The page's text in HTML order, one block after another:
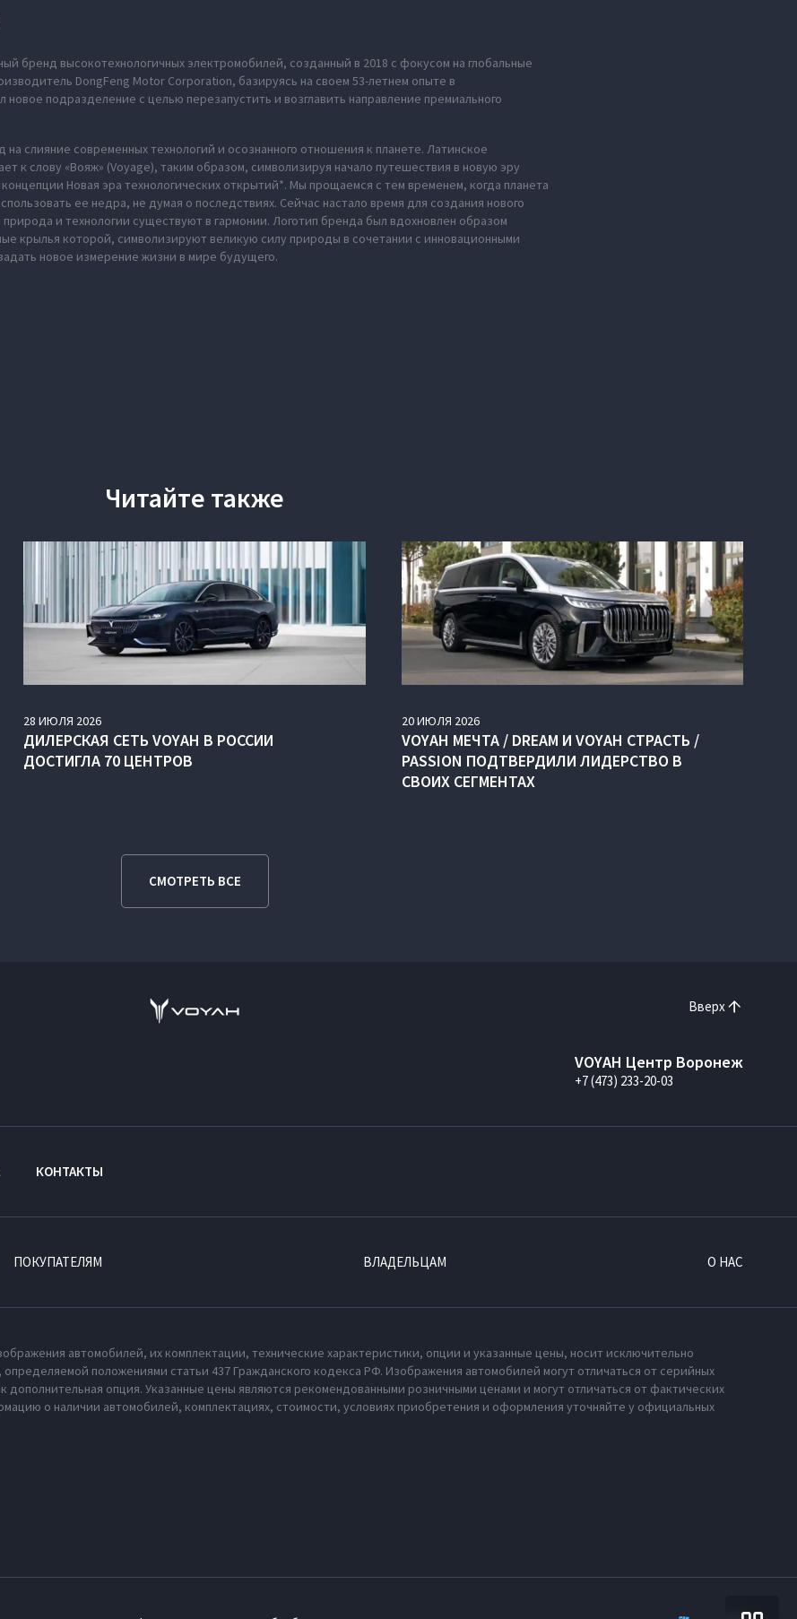
бренд высокотехнологичных электромобилей, созданный в 2018 с фокусом на глобальные
DongFeng Motor Corporation, базируясь на своем 53-летнем опыте в
подразделение с целью перезапустить и возглавить направление премиального
слияние современных технологий и осознанного отношения к планете. Латинское
к слову «Вояж» (Voyage), таким образом, символизируя начало путешествия в новую эру
Новая эра технологических открытий*. Мы прощаемся с тем временем, когда планета
ее недра, не думая о последствиях. Сейчас настало время для создания нового
и технологии существуют в гармонии. Логотип бренда был вдохновлен образом
крылья которой, символизируют великую силу природы в сочетании с инновационными
новое измерение жизни в мире будущего.
Читайте также
28 ИЮЛЯ 2026
ДИЛЕРСКАЯ СЕТЬ VOYAH В РОССИИ
ДОСТИГЛА 70 ЦЕНТРОВ
20ИЮЛЯ 2026
VOYAH МЕЧТА / DREAM И VOYAH СТРАСТЬ /
PASSION ПОДТВЕРДИЛИ ЛИДЕРСТВО В
СВОИХ СЕГМЕНТАХ
СМОТРЕТЬ ВСЕ
Вверх
VOYAH Центр Воронеж
+7 (473) 233-20-03
КОНТАКТЫ
ПОКУПАТЕЛЯМ ВЛАДЕЛЬЦАМ О НАС
автомобилей, их комплектации, технические характеристики, опции и указанные цены, носит исключительно
положениями статьи 437 Гражданского кодекса РФ. Изображения автомобилей могут отличаться от серийных
опция. Указанные цены являются рекомендованными розничными ценами и могут отличаться от фактических
о наличии автомобилей, комплектациях, стоимости, условиях приобретения и оформления уточняйте у официальных